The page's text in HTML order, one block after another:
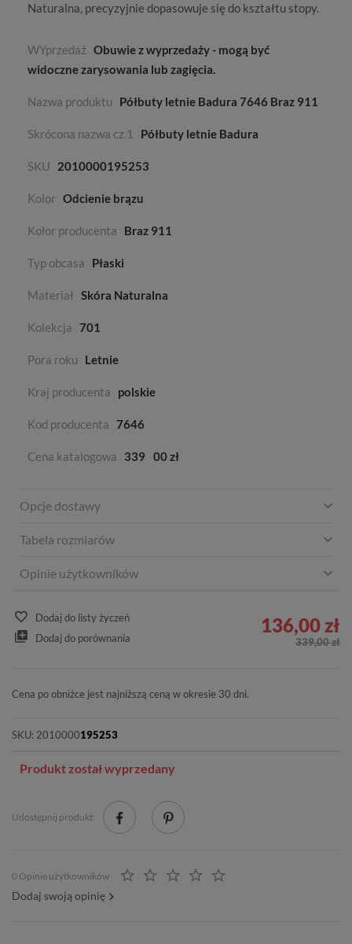
Naturalna, precyzyjnie dopasowuje się do kształtu stopy.
WYprzedaż Obuwie z wyprzedaży - mogą być
widoczne zarysowania lub zagięcia.
Nazwa produktu Półbuty letnie Badura 7646 Braz 911
Skrócona nazwa cz.1 Półbuty letnie Badura
SKU 2010000195253
Kolor Odcienie brązu
Kolor producenta Braz 911
Typ obcasa Płaski
Materiał Skóra Naturalna
Kolekcja 701
Pora roku Letnie
Kraj producenta polskie
Kod producenta 7646
Cena katalogowa 339 00 zł
Opcje dostawy
Tabela rozmiarów
Opinie użytkowników
Dodaj do listy życzeń
Dodaj do porównania
136,00 zł
339,00 zł
Cena po obniżce jest najniższą ceną w okresie 30 dni.
SKU: 2010000195253
Produkt został wyprzedany
Udostępnij produkt:
0 Opinie użytkowników
Dodaj swoją opinię